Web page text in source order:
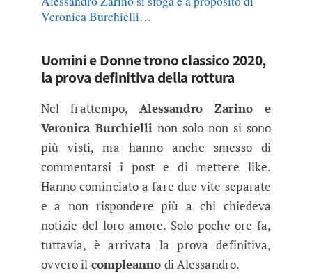
Veronica Burchielli…
Uomini e Donne trono classico 2020,
la prova definitiva della rottura
Nel frattempo, Alessandro Zarino e
Veronica Burchielli non solo non si sono
più visti, ma hanno anche smesso di
commentarsi i post e di mettere like.
Hanno cominciato a fare due vite separate
e a non rispondere più a chi chiedeva
notizie del loro amore. Solo poche ore fa,
tuttavia, è arrivata la prova definitiva,
ovvero il compleanno di Alessandro.